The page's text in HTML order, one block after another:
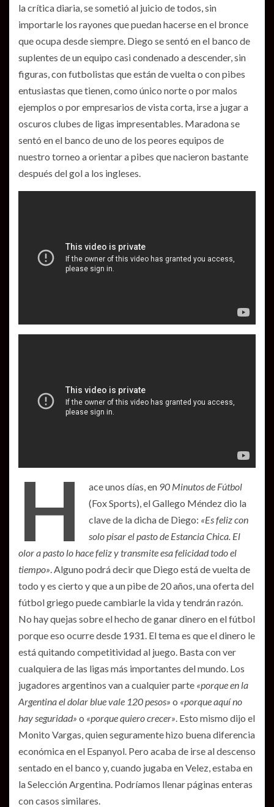
la crítica diaria, se sometió al juicio de todos, sin
importarle los rayones que puedan hacerse en el bronce
que ocupa desde siempre. Diego se sentó en el banco de
suplentes de un equipo casi condenado a descender, sin
figuras, con futbolistas que están de vuelta o con pibes
entusiastas que tienen, como único norte o por malos
ejemplos o por empresarios de vista corta, irse a jugar a
oscuros clubes de ligas impresentables. Maradona se
sentó en el banco de uno de los peores equipos de
nuestro torneo a orientar a pibes que nacieron bastante
después del gol a los ingleses.
H ace unos días, en 90 Minutos de Fútbol
(Fox Sports), el Gallego Méndez dio la
clave de la dicha de Diego: «Es feliz con
solo pisar el pasto de Estancia Chica. El
olor a pasto lo hace feliz y transmite esa felicidad todo el
tiempo» . Alguno podrá decir que Diego está de vuelta de
todo y es cierto y que a un pibe de 20 años, una oferta del
fútbol griego puede cambiarle la vida y tendrán razón.
No hay quejas sobre el hecho de ganar dinero en el fútbol
porque eso ocurre desde 1931. El tema es que el dinero le
está quitando competitividad al juego. Basta con ver
cualquiera de las ligas más importantes del mundo. Los
jugadores argentinos van a cualquier parte «porque en la
Argentina el dolar blue vale 120 pesos» o «porque aquí no
hay seguridad» o «porque quiero crecer» . Esto mismo dijo el
Monito Vargas, quien seguramente hizo buena diferencia
económica en el Espanyol. Pero acaba de irse al descenso
sentado en el banco y, cuando jugaba en Velez, estaba en
la Selección Argentina. Podríamos llenar páginas enteras
con casos similares.